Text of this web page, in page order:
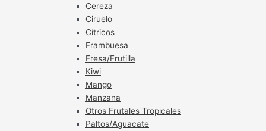
Cereza
Ciruelo
Cítricos
Frambuesa
Fresa/Frutilla
Kiwi
Mango
Manzana
Otros Frutales Tropicales
Paltos/Aguacate